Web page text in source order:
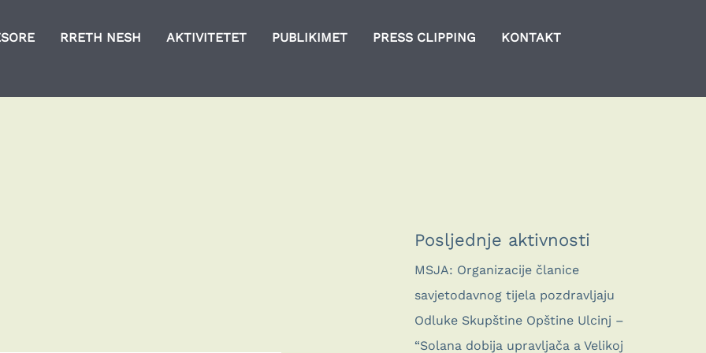
RRETH NESH AKTIVITETET PUBLIKIMET PRESS CLIPPING
KONTAKT
Posljednje aktivnosti
MSJA: Organizacije članice
savjetodavnog tijela pozdravljaju
Odluke Skupštine Opštine Ulcinj –
“Solana dobija upravljača a Velikoj